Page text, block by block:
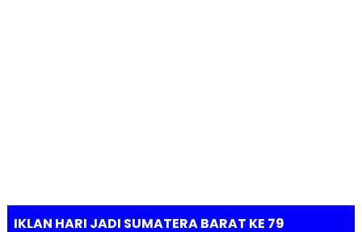
IKLAN HARI JADI SUMATERA BARAT KE 79